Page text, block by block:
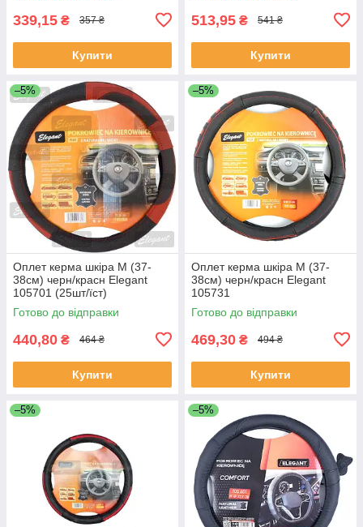
339,15 ₴ 357 ₴
Купити
513,95 ₴ 541 ₴
Купити
–5%
Оплет керма шкіра М (37-
38см) черн/красн Elegant
105701 (25шт/їст)
Готово до відправки
440,80 ₴ 464 ₴
Купити
–5%
Оплет керма шкіра М (37-
38см) черн/красн Elegant
105731
Готово до відправки
469,30 ₴ 494 ₴
Купити
–5% –5%